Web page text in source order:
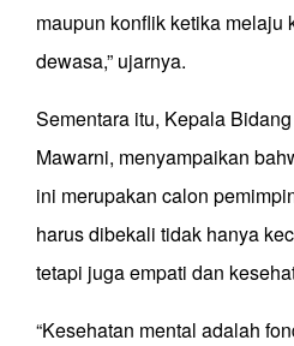
maupun konflik ketika melaju
dewasa,” ujarnya.
Sementara itu, Kepala
Mawarni, menyampaikan
ini merupakan calon
harus dibekali tidak hanya
tetapi juga empati dan
“Kesehatan mental adalah